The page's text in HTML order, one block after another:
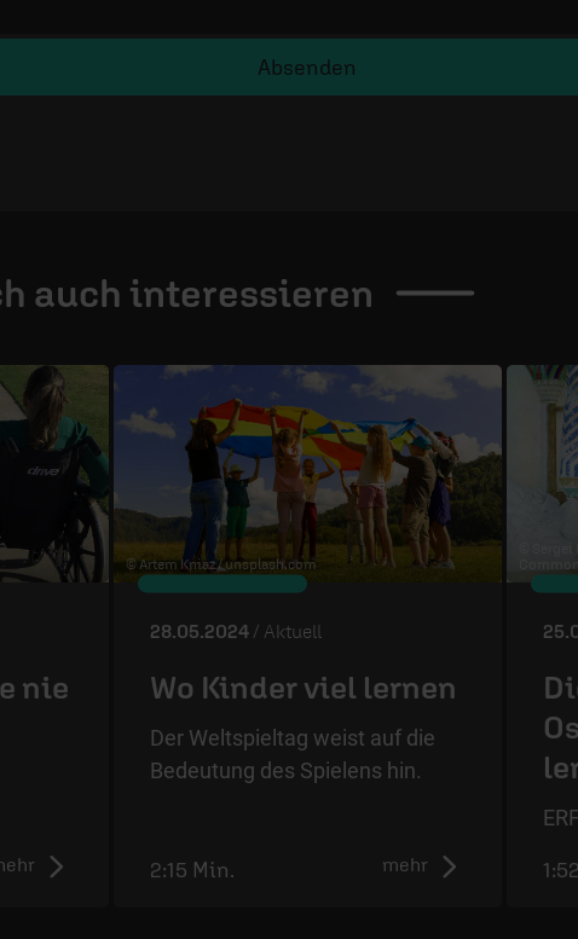
Absenden
auch interessieren
nie
© Artem Kniaz /unsplash.com
28.05.2024 / Aktuell
Wo Kinder viel lernen
Der Weltspieltag weist auf die
Bedeutung des Spielens hin.
mehr
2:15 Min.
©